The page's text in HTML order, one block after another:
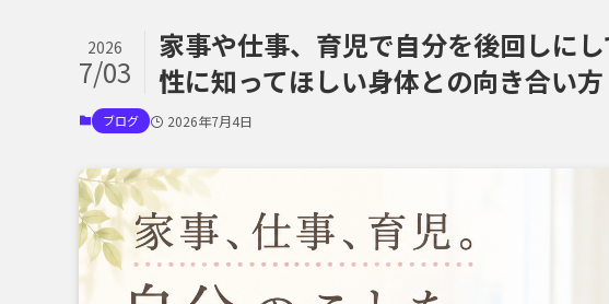
家事や仕事、育児で自分を後回しに
性に知ってほしい身体との向き合い
2026
7/03
ブログ 2026年7月4日